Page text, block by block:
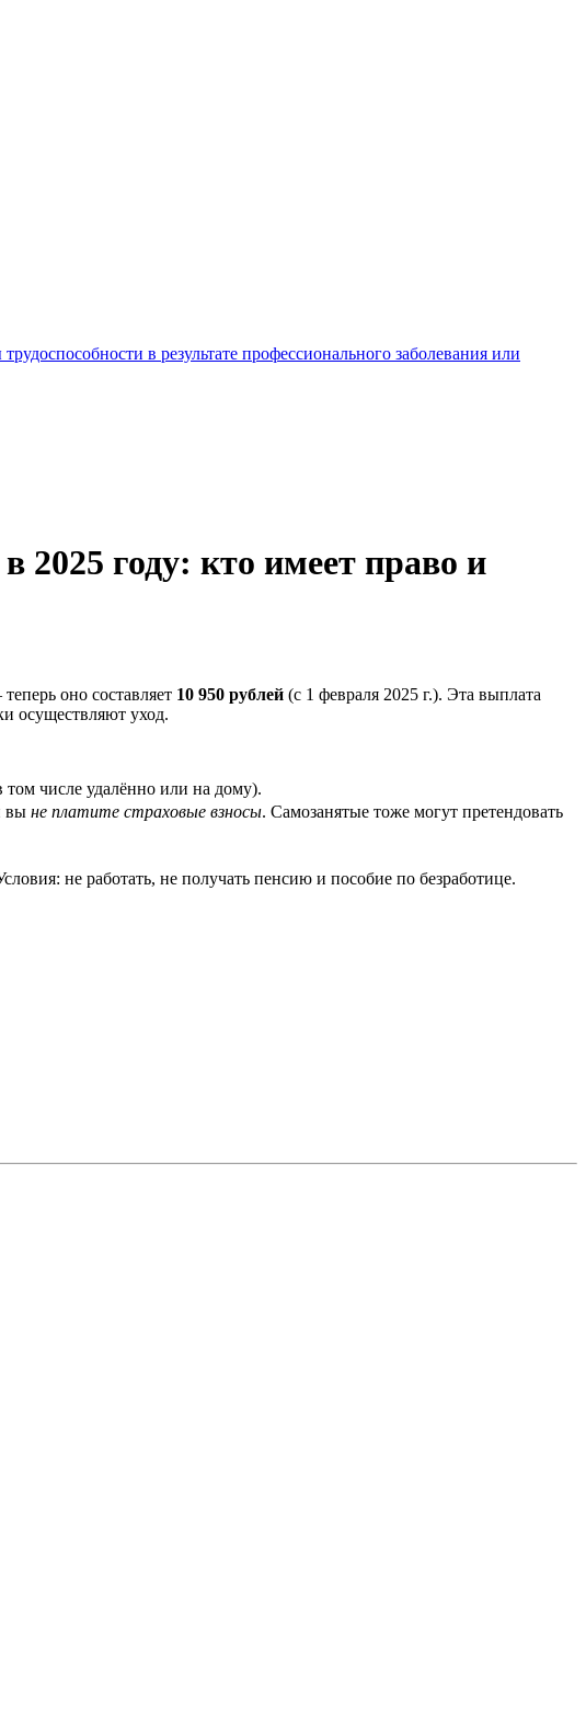
в результате профессионального заболевания или
2025 году: кто имеет право и
оно составляет 10 950 рублей (с 1 февраля 2025 г.). Эта выплата
осуществляют уход.
числе удалённо или на дому).
вы не платите страховые взносы. Самозанятые тоже могут претендовать
не работать, не получать пенсию и пособие по безработице.